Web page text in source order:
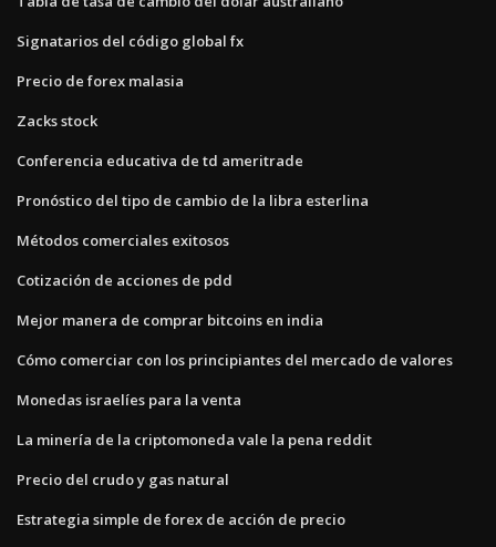
Signatarios del código global fx
Precio de forex malasia
Zacks stock
Conferencia educativa de td ameritrade
Pronóstico del tipo de cambio de la libra esterlina
Métodos comerciales exitosos
Cotización de acciones de pdd
Mejor manera de comprar bitcoins en india
Cómo comerciar con los principiantes del mercado de valores
Monedas israelíes para la venta
La minería de la criptomoneda vale la pena reddit
Precio del crudo y gas natural
Estrategia simple de forex de acción de precio